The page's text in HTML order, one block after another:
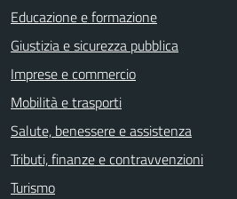
Educazione e formazione
Giustizia e sicurezza pubblica
Imprese e commercio
Mobilità e trasporti
Salute, benessere e assistenza
Tributi, finanze e contravvenzioni
Turismo